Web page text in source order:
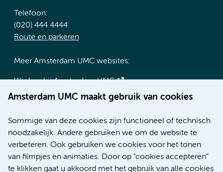
Amsterdam UMC maakt gebruik van cookies
Sommige van deze cookies zijn functioneel of technisch
noodzakelijk. Andere gebruiken we om de website te
verbeteren. Ook gebruiken we cookies voor het tonen
van filmpjes en animaties. Door op "cookies accepteren"
te klikken gaat u akkoord met het gebruik van alle cookies
Telefoon:
(020) 444 4444
Route en parkeren
Meer Amsterdam UMC websites:
Werken bij Amsterdam UMC
Over Amsterdam UMC
Research
Educatie locatie AMC
Educatie locatie VUmc